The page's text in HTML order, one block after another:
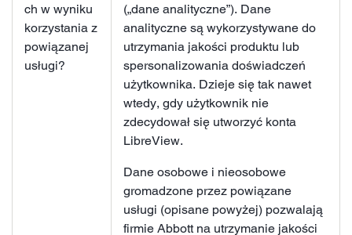
ch w wyniku
korzystania z
powiązanej
usługi?
(„dane analityczne”). Dane
analityczne są wykorzystywane do
utrzymania jakości produktu lub
spersonalizowania doświadczeń
użytkownika. Dzieje się tak nawet
wtedy, gdy użytkownik nie
zdecydował się utworzyć konta
LibreView.
Dane osobowe i nieosobowe
gromadzone przez powiązane
usługi (opisane powyżej) pozwalają
firmie Abbott na utrzymanie jakości